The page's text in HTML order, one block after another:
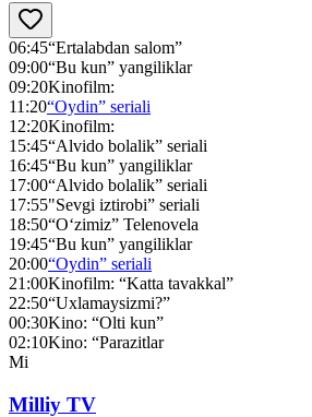
06:45“Ertalabdan salom”
09:00“Bu kun” yangiliklar
09:20Kinofilm:
11:20“Oydin” seriali
12:20Kinofilm:
15:45“Alvido bolalik” seriali
16:45“Bu kun” yangiliklar
17:00“Alvido bolalik” seriali
17:55"Sevgi iztirobi” seriali
18:50“O‘zimiz” Telenovela
19:45“Bu kun” yangiliklar
20:00“Oydin” seriali
21:00Kinofilm: “Katta tavakkal”
22:50“Uxlamaysizmi?”
00:30Kino: “Olti kun”
02:10Kino: “Parazitlar
Mi
Milliy TV